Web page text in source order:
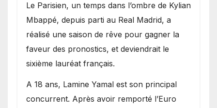
Le Parisien, un temps dans l’ombre de Kylian
Mbappé, depuis parti au Real Madrid, a
réalisé une saison de rêve pour gagner la
faveur des pronostics, et deviendrait le
sixième lauréat français.
A 18 ans, Lamine Yamal est son principal
concurrent. Après avoir remporté l’Euro